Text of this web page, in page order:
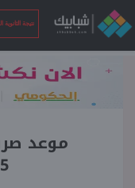
نتيجة الثانوية
نتيجةموعد